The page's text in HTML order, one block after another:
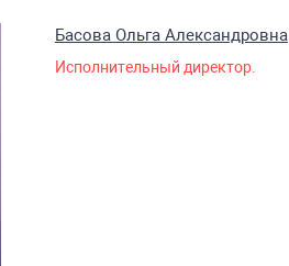
Басова Ольга Александровна
Исполнительный директор.